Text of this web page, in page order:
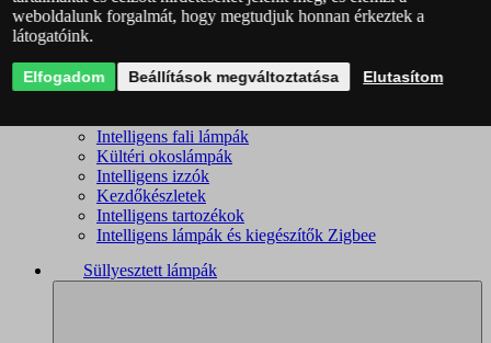
Intelligens csillárok
Okos kislámpák
Okos spotlámpák
Intelligens fali lámpák
Kültéri okoslámpák
Intelligens izzók
Kezdőkészletek
Intelligens tartozékok
Intelligens lámpák és kiegészítők Zigbee
Süllyesztett lámpák
weboldalunk forgalmát, hogy megtudjuk honnan érkeztek a
látogatóink.
Elfogadom Beállítások megváltoztatása Elutasítom